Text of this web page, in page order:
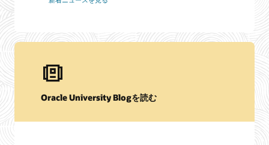
Oracle University Blogを読む